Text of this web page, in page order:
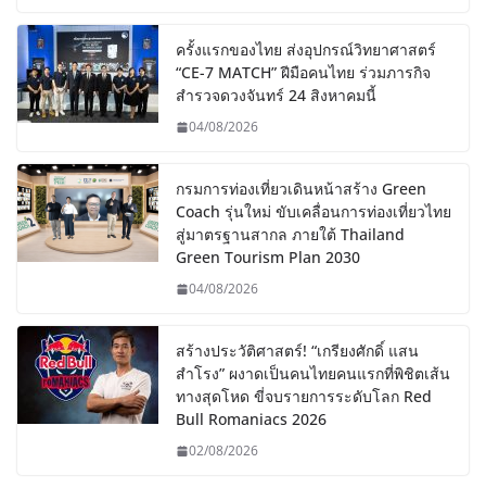
ครั้งแรกของไทย ส่งอุปกรณ์วิทยาศาสตร์
“CE-7 MATCH” ฝีมือคนไทย ร่วมภารกิจ
สำรวจดวงจันทร์ 24 สิงหาคมนี้
04/08/2026
กรมการท่องเที่ยวเดินหน้าสร้าง Green
Coach รุ่นใหม่ ขับเคลื่อนการท่องเที่ยวไทย
สู่มาตรฐานสากล ภายใต้ Thailand
Green Tourism Plan 2030
04/08/2026
สร้างประวัติศาสตร์! “เกรียงศักดิ์ แสน
สำโรง” ผงาดเป็นคนไทยคนแรกที่พิชิตเส้น
ทางสุดโหด ขี่จบรายการระดับโลก Red
Bull Romaniacs 2026
02/08/2026